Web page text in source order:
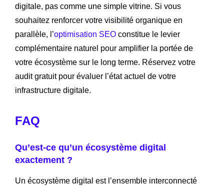
digitale, pas comme une simple vitrine. Si vous
souhaitez renforcer votre visibilité organique en
parallèle, l’optimisation SEO constitue le levier
complémentaire naturel pour amplifier la portée de
votre écosystème sur le long terme. Réservez votre
audit gratuit pour évaluer l’état actuel de votre
infrastructure digitale.
FAQ
Qu’est-ce qu’un écosystème digital
exactement ?
Un écosystème digital est l’ensemble interconnecté